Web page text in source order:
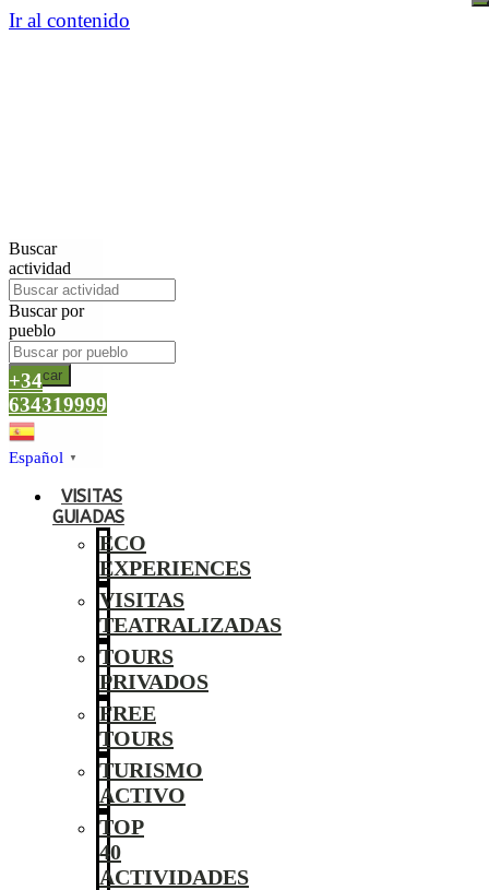
Ir al contenido
Buscar
actividad
Buscar por
pueblo
Buscar
+34
634319999
Español ▼
VISITAS
GUIADAS
ECO
EXPERIENCES
VISITAS
TEATRALIZADAS
TOURS
PRIVADOS
FREE
TOURS
TURISMO
ACTIVO
TOP
40
ACTIVIDADES